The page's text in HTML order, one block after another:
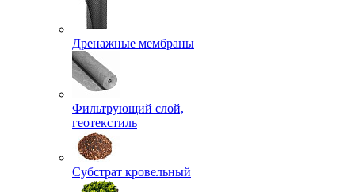
Дренажные мембраны
Фильтрующий слой,
геотекстиль
Субстрат кровельный